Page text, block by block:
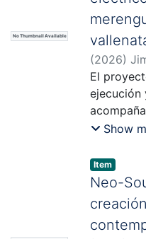
No Thumbnail Available
(2026)
Cassiani
El
ejecución
los ritmos
busca
prácticos
versátil y
Show
Item
Neo-